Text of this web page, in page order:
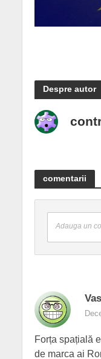
Despre autor
comentarii
Adauga un
Forța spațială
de marca ai